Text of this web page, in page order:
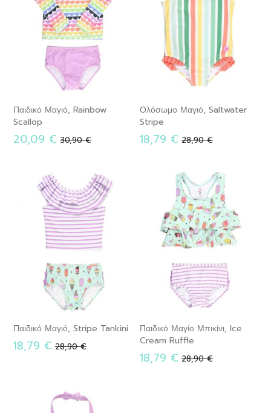
Παιδικό Μαγιό, Rainbow
Scallop
20,09 € Κανονική
30,90 €
Ολόσωμο Μαγιό, Saltwater
Stripe
18,79 € Κανονική
28,90 €
Παιδικό Μαγιό, Stripe Tankini
18,79 € Κανονική
28,90 €
Παιδικό Μαγίο Μπικίνι, Ice
Cream Ruffle
18,79 € Κανονική
28,90 €